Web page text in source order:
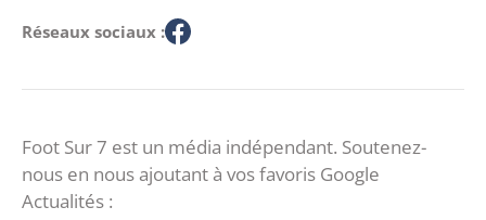
Réseaux sociaux :
Foot Sur 7 est un média indépendant. Soutenez-
nous en nous ajoutant à vos favoris Google
Actualités :